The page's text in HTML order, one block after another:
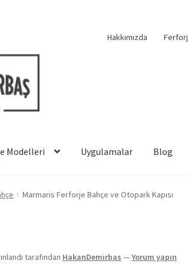
Hakkımızda
Modelleri Uygulamalar Blog
Marmaris Ferforje Bahçe ve Otopark Kapısı
tarafından HakanDemirbas —Yorum yapın